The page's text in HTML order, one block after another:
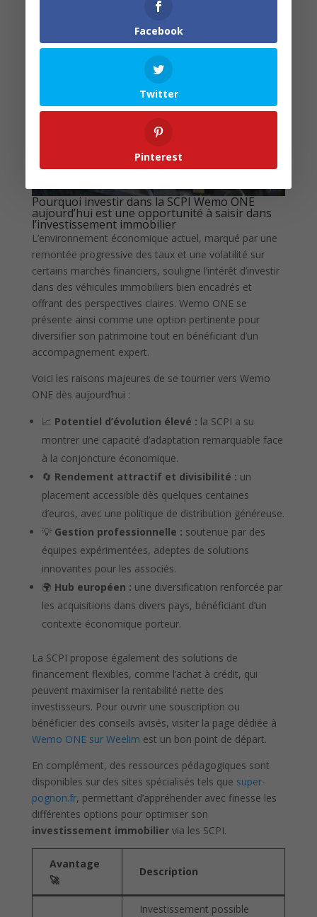
Pourquoi investir dans la SCPI Wemo ONE
aujourd’hui est une opportunité à saisir dans
l’investissement immobilier
L’environnement économique actuel, marqué par une
remontée progressive des taux et une volatilité sur
certains marchés financiers, souligne l’intérêt d’investir
dans des véhicules immobiliers bien encadrés et
offrant des perspectives claires. Wemo ONE se
présente ainsi comme une option pertinente pour
diversifier son patrimoine tout en bénéficiant d’un
accompagnement expert.
Voici les raisons majeures de se tourner vers Wemo
ONE dès aujourd’hui :
📈 Potentiel d’évolution élevé : la SCPI a su
montrer une capacité d’adaptation remarquable face
à la conjoncture économique.
🔄 Rendement attractif et divisibilité : un
placement accessible dès quelques centaines
d’euros, avec une politique de distribution généreuse.
💡 Gestion professionnelle : soutenue par des
équipes expérimentées, adeptes de solutions
innovantes pour les associés.
🌍 Hub européen : une diversification renforcée par
les acquisitions dans divers pays, bénéficiant d’un
contexte économique porteur.
La SCPI propose également des solutions de
financement flexibles, comme l’achat à crédit, qui
peuvent maximiser la rentabilité nette des
investisseurs. Pour ouvrir une souscription ou
bénéficier des conseils avisés, visiter la page dédiée à
Wemo ONE sur Weelim est un bon point de départ.
En complément, des ressources pédagogiques sont
disponibles sur des sites spécialisés tels que super-
pognon.fr, permettant d’appréhender avec finesse les
différentes options pour optimiser son
investissement immobiliervia les SCPI.
Avantage
🚀
Description
Investissement possible
Facebook
Twitter
Pinterest